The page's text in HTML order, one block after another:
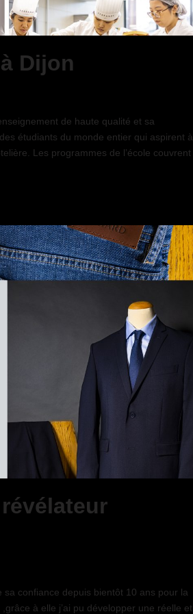
Dijon
de haute qualité et sa
étudiants du monde entier qui aspirent à
Les programmes de l’école couvrent
sa confiance depuis bientôt 10 ans pour la
à elle j’ai pu développer une réelle et